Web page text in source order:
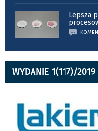
Lepsza
WYDANIE 1(117)/2019